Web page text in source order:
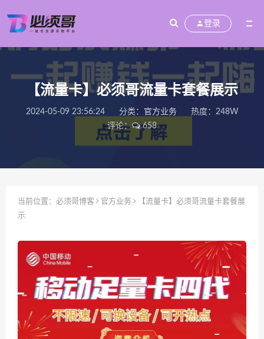
登录
【流量卡】必须哥流量卡套餐展示
2024-05-09 23:56:24 分类： 官方业务
热度：248W
评论：
658
当前位置： 必须哥博客 官方业务
【流量卡】必须哥流量卡套餐展
示